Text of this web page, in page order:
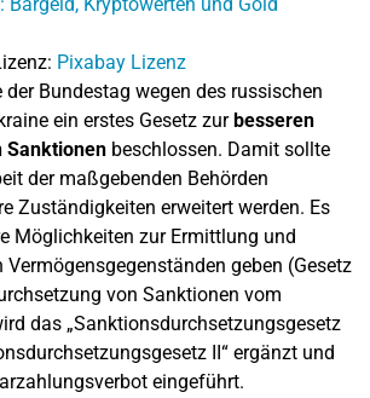
Pixabay Lizenz
Bundestag wegen des russischen
ein erstes Gesetz zurbesseren
Sanktionen beschlossen. Damit sollte
der maßgebenden Behörden
Zuständigkeiten erweitert werden. Es
Möglichkeiten zur Ermittlung und
geben (Gesetz
von Sanktionen vom
das „Sanktionsdurchsetzungsgesetz
II“ ergänzt und
eingeführt.